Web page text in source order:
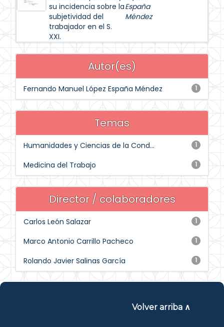
su incidencia sobre la
subjetividad del
trabajador en el S.
XXI.
España
Méndez
Autor(es)
1
Fernando Manuel López España Méndez
Temas
1
Humanidades y Ciencias de la Cond...
1
Medicina del Trabajo
Director / colaboradores
1
Carlos León Salazar
1
Marco Antonio Carrillo Pacheco
1
Rolando Javier Salinas García
Volver arriba ∧